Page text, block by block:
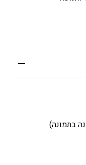
בתמונה)